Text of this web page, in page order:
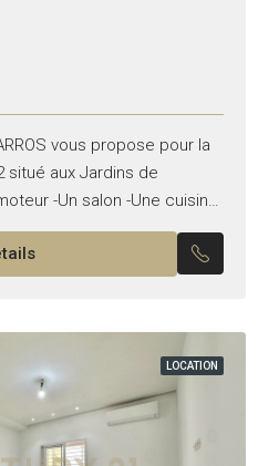
vous propose pour la
situé aux Jardins de
-Un salon -Une cuisine
-Une chambre...
LOCATION